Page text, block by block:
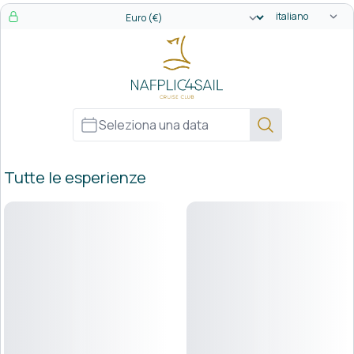
Selezionatore valuta Selettore di
Tutte le esperienze